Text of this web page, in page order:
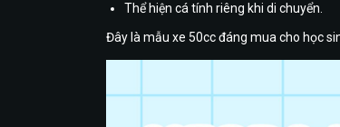
Thể hiện cá tính riêng khi di chuyển.
Đây là mẫu xe 50cc đáng mua cho học